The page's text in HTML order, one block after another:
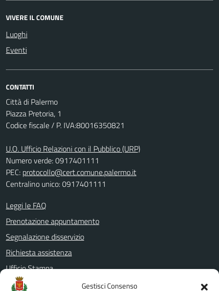
Gestisci Consenso
VIVERE IL COMUNE
Luoghi
Eventi
CONTATTI
Città di Palermo
Piazza Pretoria, 1
Codice fiscale / P. IVA:80016350821
U.O. Ufficio Relazioni con il Pubblico (URP)
Numero verde: 0917401111
PEC: protocollo@cert.comune.palermo.it
Centralino unico: 0917401111
Leggi le FAQ
Prenotazione appuntamento
Segnalazione disservizio
Richiesta assistenza
Ufficio Stampa
Amministrazione Trasparente